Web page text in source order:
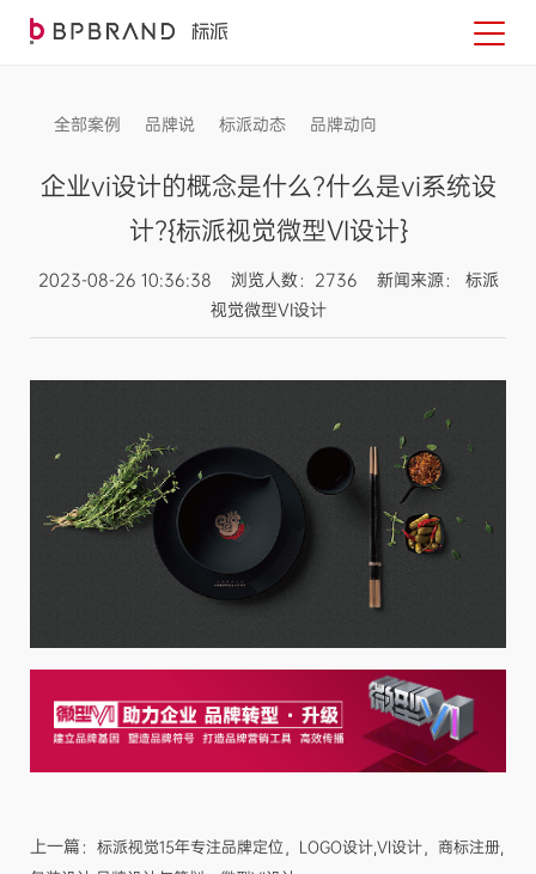
全部案例 品牌说 标派动态 品牌动向
企业vi设计的概念是什么?什么是vi系统设
计?{标派视觉微型VI设计}
2023-08-26 10:36:38 浏览人数：2736 新闻来源： 标派
视觉微型VI设计
上一篇： 标派视觉15年专注品牌定位，LOGO设计,VI设计，商标注册,